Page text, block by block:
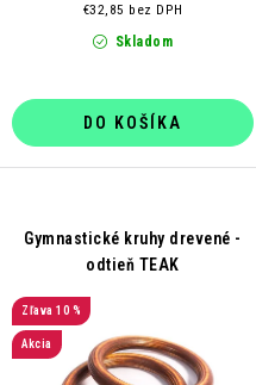
Skladom
€32,85 bez DPH
DO KOŠÍKA
Gymnastické kruhy drevené -
odtieň TEAK
10 %
Akcia